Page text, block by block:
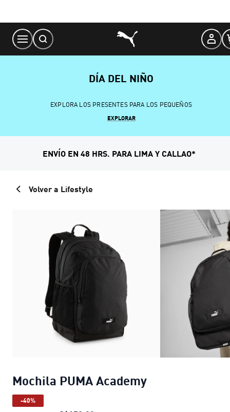
Content
DÍA DEL NIÑO
EXPLORA LOS PRESENTES PARA LOS PEQUEÑOS
EXPLORAR
ENVÍO EN 48 HRS. PARA LIMA Y CALLAO*
Volver a Lifestyle
Mochila PUMA Academy
-40%